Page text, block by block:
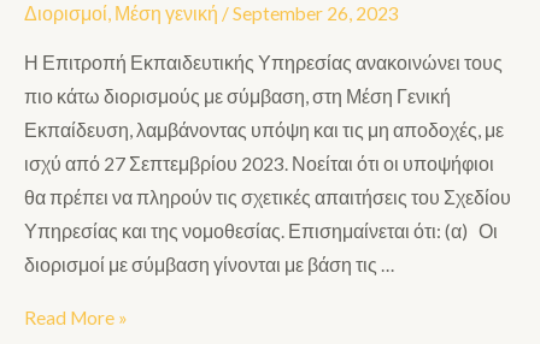
Διορισμοί, Μέση γενική /September 26, 2023
Η Επιτροπή Εκπαιδευτικής Υπηρεσίας ανακοινώνει τους
πιο κάτω διορισμούς με σύμβαση, στη Μέση Γενική
Εκπαίδευση, λαμβάνοντας υπόψη και τις μη αποδοχές, με
ισχύ από 27 Σεπτεμβρίου 2023. Νοείται ότι οι υποψήφιοι
θα πρέπει να πληρούν τις σχετικές απαιτήσεις του Σχεδίου
Υπηρεσίας και της νομοθεσίας. Επισημαίνεται ότι: (α) Οι
διορισμοί με σύμβαση γίνονται με βάση τις …
Read More »